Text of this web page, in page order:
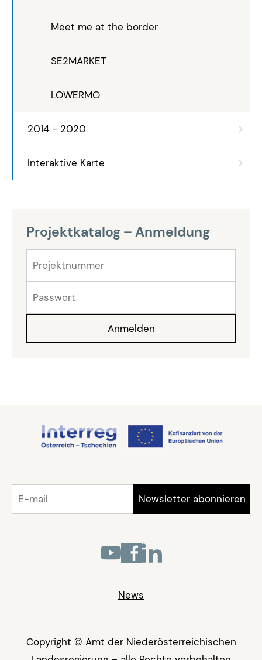
Meet me at the border
SE2MARKET
LOWERMO
2014 - 2020
Interaktive Karte
Projektkatalog – Anmeldung
News
Copyright © Amt der Niederösterreichischen